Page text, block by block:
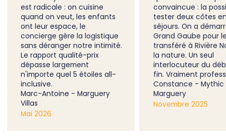
est radicale : on cuisine
quand on veut, les enfants
ont leur espace, le
concierge gère la logistique
sans déranger notre intimité.
Le rapport qualité-prix
dépasse largement
n'importe quel 5 étoiles all-
inclusive.
Marc-Antoine - Marguery
Villas
Mai 2026
convaincue : la
tester deux côtes
séjours. On a
Grand Gaube pour
transféré à Rivière
la nature. Un seul
interlocuteur du
fin. Vraiment
Constance - Mythic
Marguery
Novembre 2025